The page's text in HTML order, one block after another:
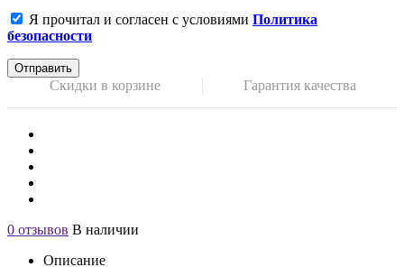
Я прочитал и согласен с условиями Политика
безопасности
Отправить
Скидки в корзине Гарантия качества
0 отзывов В наличии
Описание